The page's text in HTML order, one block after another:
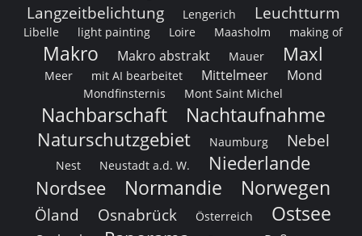
Langzeitbelichtung Lengerich Leuchtturm
Libelle light painting Loire Maasholm making of
Makro Makro abstrakt Mauer Maxl
Meer mit AI bearbeitet Mittelmeer Mond
Mondfinsternis Mont Saint Michel
Nachbarschaft Nachtaufnahme
Naturschutzgebiet Naumburg Nebel
Nest Neustadt a.d. W.
Niederlande
Nordsee
Normandie Norwegen
Öland Osnabrück Österreich Ostsee